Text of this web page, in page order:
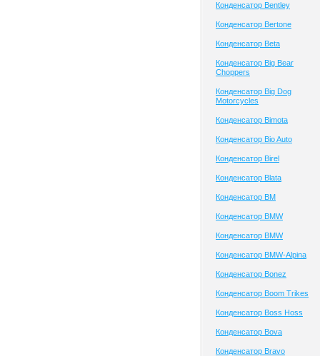
Конденсатор Bentley
Конденсатор Bertone
Конденсатор Beta
Конденсатор Big Bear
Choppers
Конденсатор Big Dog
Motorcycles
Конденсатор Bimota
Конденсатор Bio Auto
Конденсатор Birel
Конденсатор Blata
Конденсатор BM
Конденсатор BMW
Конденсатор BMW
Конденсатор BMW-Alpina
Конденсатор Bonez
Конденсатор Boom Trikes
Конденсатор Boss Hoss
Конденсатор Bova
Конденсатор Bravo